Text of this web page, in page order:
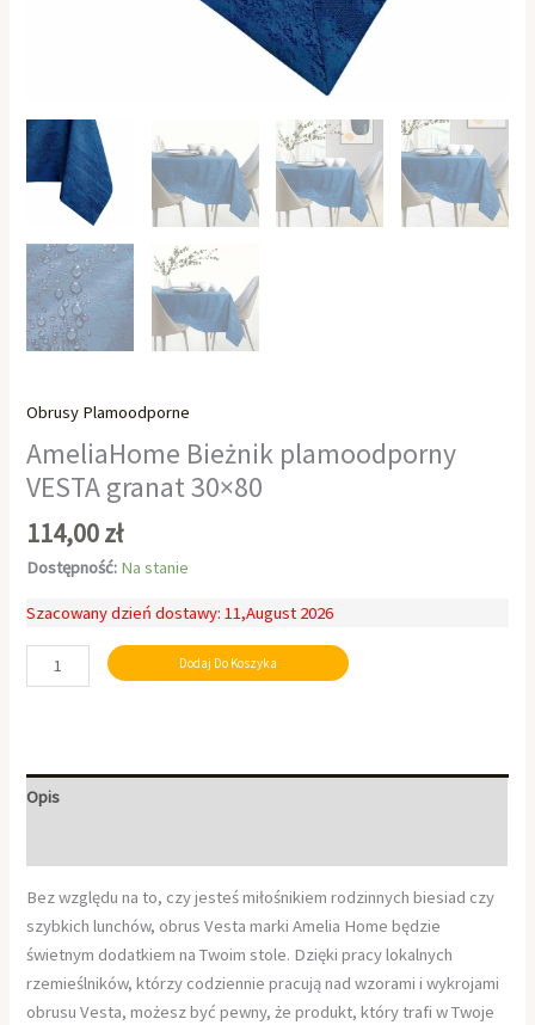
Obrusy Plamoodporne
AmeliaHome Bieżnik plamoodporny
VESTA granat 30×80
114,00zł
Dostępność: Na stanie
Szacowany dzień dostawy: 11,August 2026
Dodaj Do Koszyka
Opis
Bez względu na to, czy jesteś miłośnikiem rodzinnych biesiad czy
szybkich lunchów, obrus Vesta marki Amelia Home będzie
świetnym dodatkiem na Twoim stole. Dzięki pracy lokalnych
rzemieślników, którzy codziennie pracują nad wzorami i wykrojami
obrusu Vesta, możesz być pewny, że produkt, który trafi w Twoje